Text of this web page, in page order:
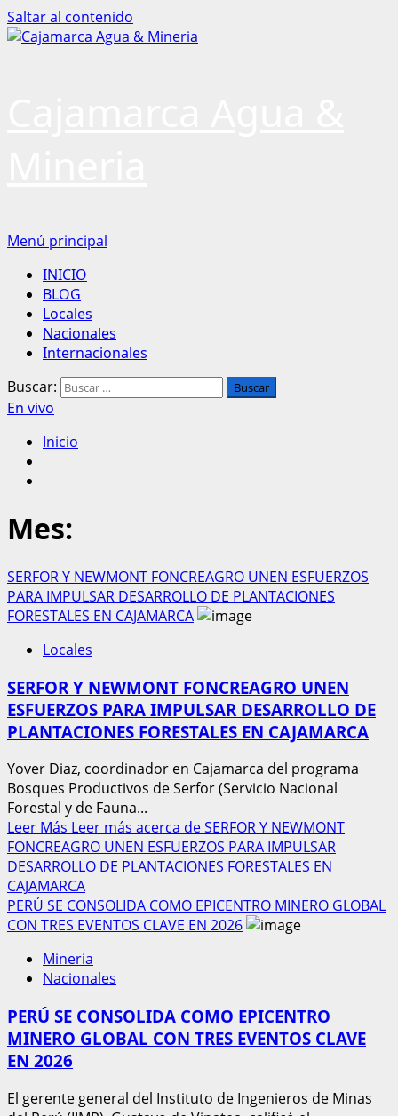
Saltar al contenido
Menú principal
INICIO
BLOG
Locales
Nacionales
Internacionales
Buscar:
En vivo
Inicio
Mes:
SERFOR Y NEWMONT FONCREAGRO UNEN ESFUERZOS
PARA IMPULSAR DESARROLLO DE PLANTACIONES
FORESTALES EN CAJAMARCA
Locales
SERFOR Y NEWMONT FONCREAGRO UNEN
ESFUERZOS PARA IMPULSAR DESARROLLO DE
PLANTACIONES FORESTALES EN CAJAMARCA
Yover Diaz, coordinador en Cajamarca del programa
Bosques Productivos de Serfor (Servicio Nacional
Forestal y de Fauna...
Leer Más Leer más acerca de SERFOR Y NEWMONT
FONCREAGRO UNEN ESFUERZOS PARA IMPULSAR
DESARROLLO DE PLANTACIONES FORESTALES EN
CAJAMARCA
PERÚ SE CONSOLIDA COMO EPICENTRO MINERO GLOBAL
CON TRES EVENTOS CLAVE EN 2026
Mineria
Nacionales
PERÚ SE CONSOLIDA COMO EPICENTRO
MINERO GLOBAL CON TRES EVENTOS CLAVE
EN 2026
El gerente general del Instituto de Ingenieros de Minas